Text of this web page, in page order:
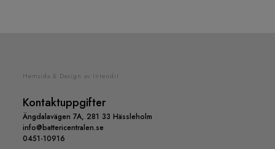
Hemsida & Design av Intendit
Kontaktuppgifter
Ängdalavägen 7A, 281 33 Hässleholm
info@battericentralen.se
0451-10916